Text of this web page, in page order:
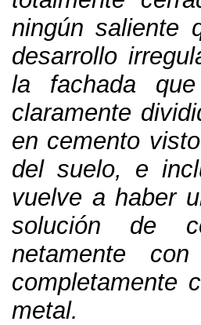
ningún saliente
desarrollo
la fachada
claramente
en cemento visto
del suelo, e
vuelve a haber
solución de
netamente
completamente
metal.